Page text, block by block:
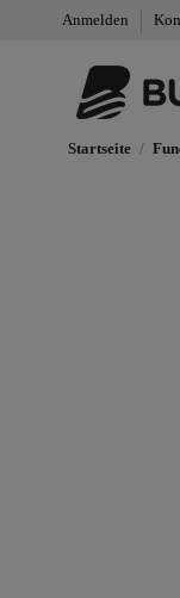
Anmelden
Startseite